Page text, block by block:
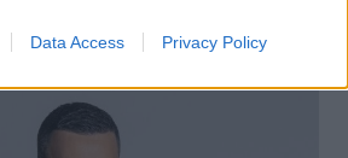
Data Access Privacy Policy
αναλαμβάνει εξουσία»